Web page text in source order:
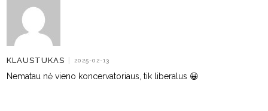
KLAUSTUKAS | 2025-02-13
Nematau nė vieno koncervatoriaus, tik liberalus 😀